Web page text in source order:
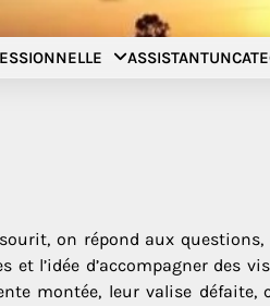
Filer à
ASSISTANT
on répond aux
et l’idée d’accompagner
montée, leur valise